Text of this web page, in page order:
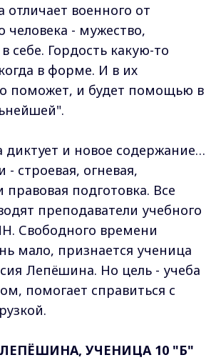
отличает военного от
человека - мужество,
себе. Гордость какую-то
в форме. И в их
поможет, и будет помощью в
и новое содержание…
- строевая, огневая,
правовая подготовка. Все
преподаватели учебного
Свободного времени
мало, признается ученица
Лепёшина. Но цель - учеба
помогает справиться с
УЧЕНИЦА 10 "Б"